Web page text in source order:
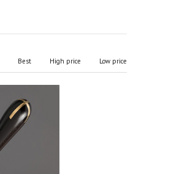
Best High price Low price